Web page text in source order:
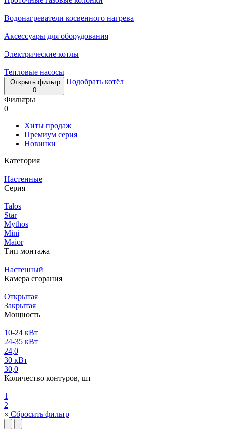
Водонагреватели косвенного нагрева
Аксессуары для оборудования
Электрические котлы
Тепловые насосы
Открыть фильтр
0
Подобрать котёл
Фильтры
0
Хиты продаж
Премиум серия
Новинки
Категория
Настенные
Серия
Talos
Star
Mythos
Mini
Maior
Тип монтажа
Настенный
Камера сгорания
Открытая
Закрытая
Мощность
10-24 кВт
24-35 кВт
24,0
30 кВт
30,0
Количество контуров, шт
1
2
Сбросить фильтр